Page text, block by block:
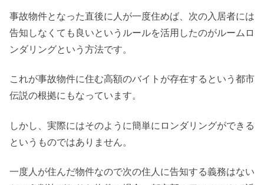
事故物件となった直後に人が一度住めば、次の入居者には
告知しなくても良いというルールを活用したのがルームロ
ンダリングという方法です。
これが事故物件に住む高額のバイトが存在するという都市
伝説の根拠にもなっています。
しかし、実際にはそのように簡単にロンダリングができる
というものではありません。
一度人が住んだ物件なので次の住人に告知する義務はない